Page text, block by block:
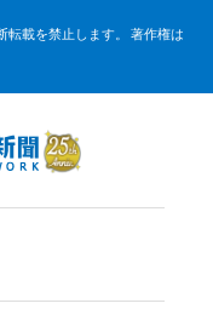
転載を禁止します。 著作権は